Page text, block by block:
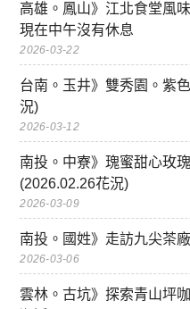
高雄。鳳山》江北食堂風
現在中午沒有休息
2026-03-22
台南。玉井》雙秀園。紫
況)
2026-03-12
南投。中寮》瑰蜜甜心玫
(2026.02.26花況)
2026-03-09
南投。國姓》走訪九尖茶
2026-03-06
雲林。古坑》探索青山坪